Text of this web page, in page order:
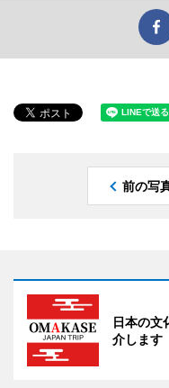
前の写
日本の
介します